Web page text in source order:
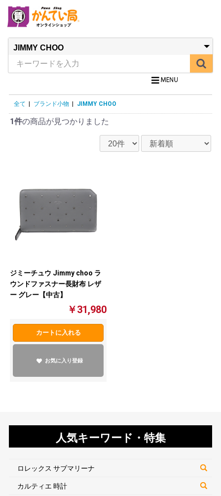
人気キーワード・特集
ロレックス サブマリーナ
カルティエ 時計
全て ブランド小物 JIMMY CHOO
1件の商品が見つかりました
ジミーチュウ Jimmy choo ラ
ウンドファスナー長財布 レザ
ー グレー【中古】
￥31,980
カートに入れる
お気に入り登録